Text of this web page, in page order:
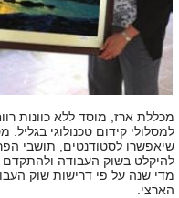
למסלולי קידום טכנולוגי
שיאפשרו לסטודנטים, תושבי
להיקלט בשוק העבודה ולהתקדם
מדי שנה על פי דרישות שוק
הארצי.